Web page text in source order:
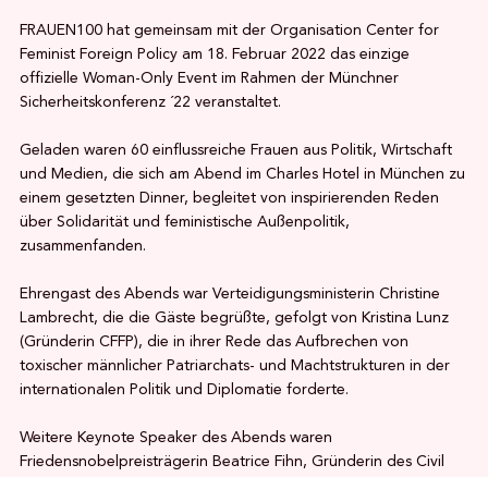
FRAUEN100 hat gemeinsam mit der Organisation Center for
Feminist Foreign Policy am 18. Februar 2022 das einzige
offizielle Woman-Only Event im Rahmen der Münchner
Sicherheitskonferenz ´22 veranstaltet.
Geladen waren 60 einflussreiche Frauen aus Politik, Wirtschaft
und Medien, die sich am Abend im Charles Hotel in München zu
einem gesetzten Dinner, begleitet von inspirierenden Reden
über Solidarität und feministische Außenpolitik,
zusammenfanden.
Ehrengast des Abends war Verteidigungsministerin Christine
Lambrecht, die die Gäste begrüßte, gefolgt von Kristina Lunz
(Gründerin CFFP), die in ihrer Rede das Aufbrechen von
toxischer männlicher Patriarchats- und Machtstrukturen in der
internationalen Politik und Diplomatie forderte.
Weitere Keynote Speaker des Abends waren
Friedensnobelpreisträgerin Beatrice Fihn, Gründerin des Civil